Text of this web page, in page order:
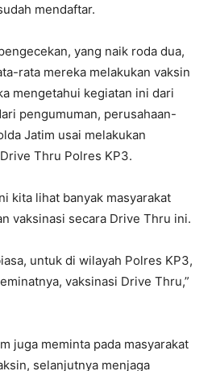
mendaftar.
yang naik roda dua,
rata mereka melakukan vaksin
mengetahui kegiatan ini dari
pengumuman, perusahaan-
Jatim usai melakukan
Thru Polres KP3.
kita lihat banyak masyarakat
vaksinasi secara Drive Thru ini.
untuk di wilayah Polres KP3,
vaksinasi Drive Thru,”
juga meminta pada masyarakat
selanjutnya menjaga